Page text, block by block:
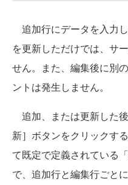
追加行にデータを入力
を更新しただけでは、サ
せん。また、編集後に別
ントは発生しません。
追加、または更新した
新］ボタンをクリックす
て既定で定義されている
で、追加行と編集行ごと